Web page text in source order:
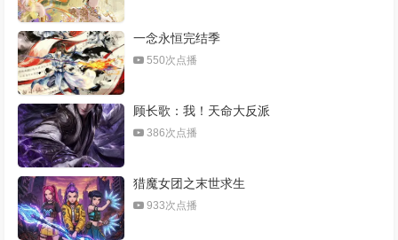
​一念永恒完结季​
550次点播
顾长歌：我！天命大反派
386次点播
猎魔女团之末世求生
933次点播